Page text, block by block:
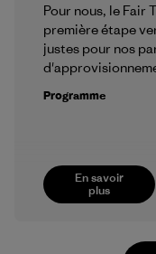
En savoir
plus
Pour nous, le Fair
première étape
justes pour nos
Programme